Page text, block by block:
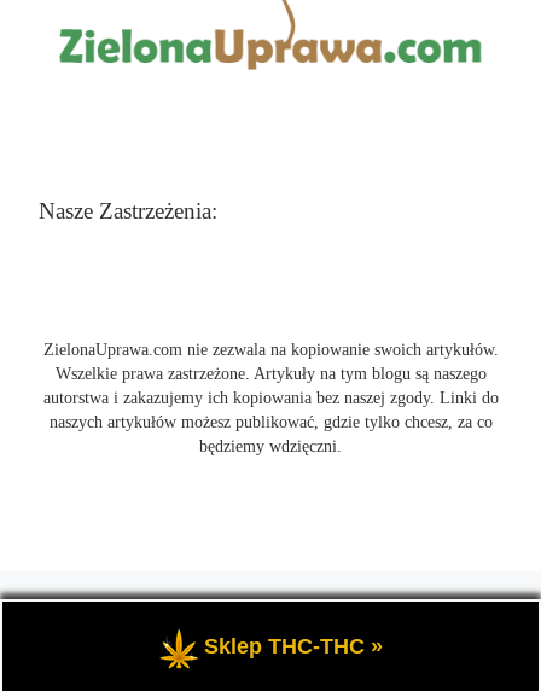
Nasze Zastrzeżenia:
ZielonaUprawa.com nie zezwala na kopiowanie swoich artykułów.
Wszelkie prawa zastrzeżone. Artykuły na tym blogu są naszego
autorstwa i zakazujemy ich kopiowania bez naszej zgody. Linki do
naszych artykułów możesz publikować, gdzie tylko chcesz, za co
będziemy wdzięczni.
wszystko o uprawie i hodowli marihunay, roślin konopi indoor
oraz outdoor.
Sklep THC-THC »